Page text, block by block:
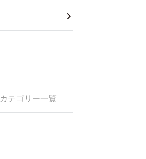
カテゴリー一覧